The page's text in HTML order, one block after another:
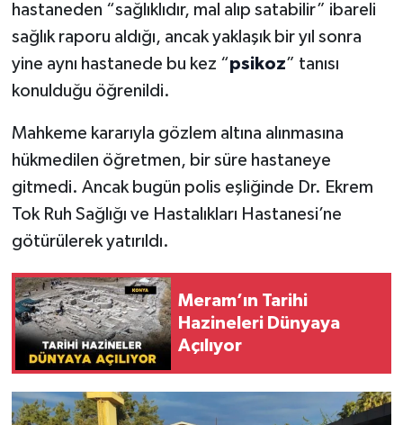
hastaneden “sağlıklıdır, mal alıp satabilir” ibareli
sağlık raporu aldığı, ancak yaklaşık bir yıl sonra
yine aynı hastanede bu kez “psikoz” tanısı
konulduğu öğrenildi.
Mahkeme kararıyla gözlem altına alınmasına
hükmedilen öğretmen, bir süre hastaneye
gitmedi. Ancak bugün polis eşliğinde Dr. Ekrem
Tok Ruh Sağlığı ve Hastalıkları Hastanesi’ne
götürülerek yatırıldı.
Meram’ın Tarihi
Hazineleri Dünyaya
Açılıyor